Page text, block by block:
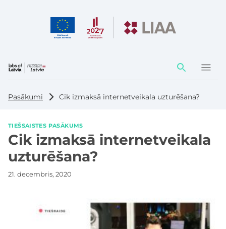
Darbības
elementi
Pasākumi Cik izmaksā internetveikala uzturēšana?
TIEŠSAISTES PASĀKUMS
Cik izmaksā internetveikala
uzturēšana?
21. decembris, 2020